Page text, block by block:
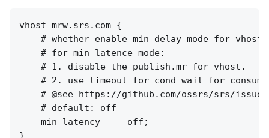
vhost mrw.srs.com {
    # whether enable min delay mode for vhost.
    # for min latence mode:
    # 1. disable the publish.mr for vhost.
# 2. use timeout for cond wait for
# @see https://github.com/ossrs/srs/
    # default: off
    min_latency     off;